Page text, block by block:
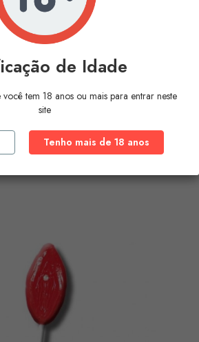
- GUMMY LOLLIPOP
de Idade
tem 18 anos ou mais para entrar neste
site
Tenho mais de 18 anos